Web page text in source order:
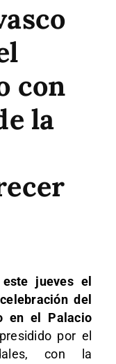
con
la
jueves el
del
en el Palacio
por el
con la